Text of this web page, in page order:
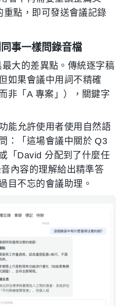
點，即可發送會議記錄
事一樣問錄音檔
大的差異點。傳統逐字稿
如果會議中用詞不精確
非「A 專案」），關鍵字
能允許使用者使用自然語
：「這場會議中關於 Q3
「David 分配到了什麼任
內容的理解給出精準答
目不忘的會議助理。